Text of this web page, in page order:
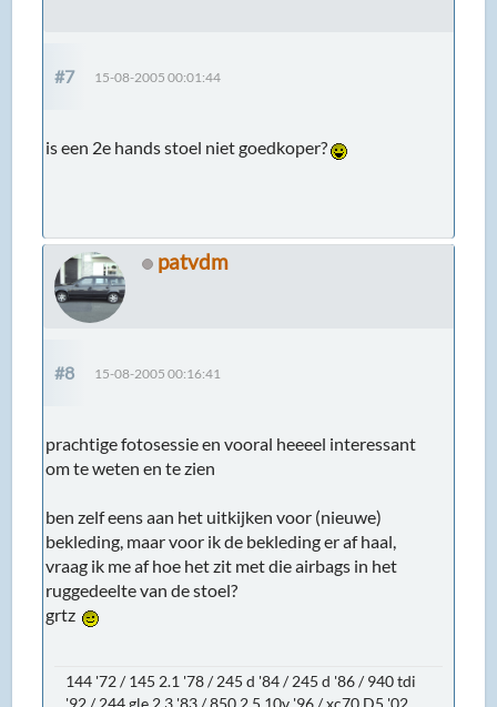
#7 15-08-2005 00:01:44
is een 2e hands stoel niet goedkoper?
patvdm
#8 15-08-2005 00:16:41
prachtige fotosessie en vooral heeeel interessant
om te weten en te zien
ben zelf eens aan het uitkijken voor (nieuwe)
bekleding, maar voor ik de bekleding er af haal,
vraag ik me af hoe het zit met die airbags in het
ruggedeelte van de stoel?
grtz
144 '72 / 145 2.1 '78 / 245 d '84 / 245 d '86 / 940 tdi
'92 / 244 gle 2.3 '83 / 850 2.5 10v '96 / xc70 D5 '02